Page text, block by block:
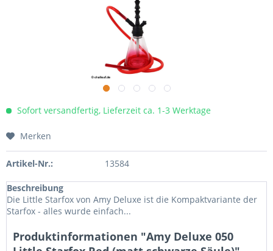
Sofort versandfertig, Lieferzeit ca. 1-3 Werktage
Merken
Artikel-Nr.: 13584
Beschreibung
Die Little Starfox von Amy Deluxe ist die Kompaktvariante der
Starfox - alles wurde einfach...
Produktinformationen "Amy Deluxe 050